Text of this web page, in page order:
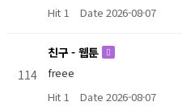
Hit 1
Date 2026-08-07
114
친구 - 웹툰
freee
Hit 1
Date 2026-08-07